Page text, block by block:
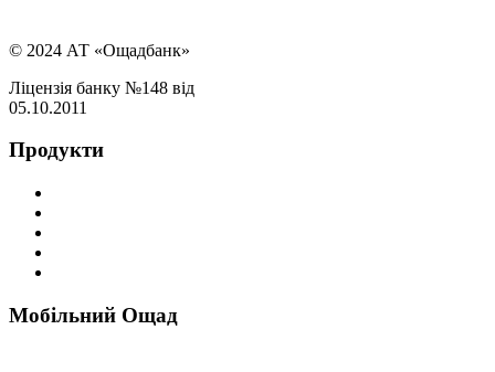
© 2024 АТ «Ощадбанк»
Ліцензія банку №148 від
05.10.2011
Продукти
Мобільний Ощад